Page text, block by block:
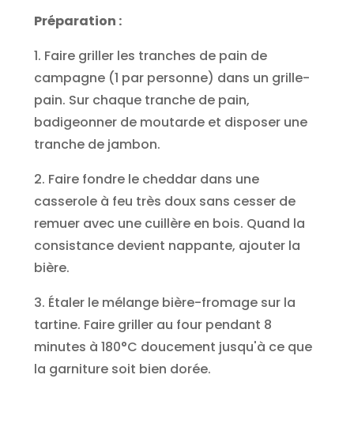
Préparation :
1. Faire griller les tranches de pain de
campagne (1 par personne) dans un grille-
pain. Sur chaque tranche de pain,
badigeonner de moutarde et disposer une
tranche de jambon.
2. Faire fondre le cheddar dans une
casserole à feu très doux sans cesser de
remuer avec une cuillère en bois. Quand la
consistance devient nappante, ajouter la
bière.
3. Étaler le mélange bière-fromage sur la
tartine. Faire griller au four pendant 8
minutes à 180°C doucement jusqu'à ce que
la garniture soit bien dorée.